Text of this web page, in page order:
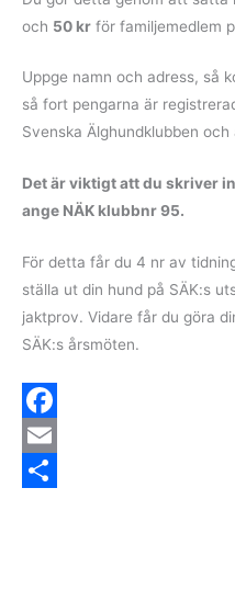
och 50 kr för familjemedlem
Uppge namn och adress, så
så fort pengarna är
Svenska Älghundklubben
Det är viktigt att du skriver
ange NÄK klubbnr 95.
För detta får du 4 nr av
ställa ut din hund på SÄK:s
jaktprov. Vidare får du göra
SÄK:s årsmöten.
F
aE